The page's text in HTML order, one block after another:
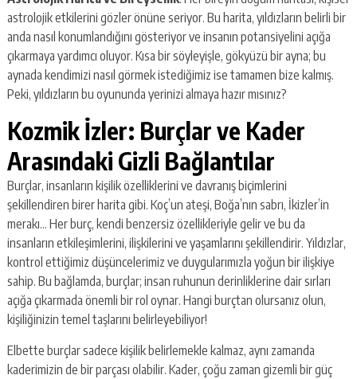
astrolojik etkilerini gözler önüne seriyor. Bu harita, yıldızların belirli bir
anda nasıl konumlandığını gösteriyor ve insanın potansiyelini açığa
çıkarmaya yardımcı oluyor. Kısa bir söyleyişle, gökyüzü bir ayna; bu
aynada kendimizi nasıl görmek istediğimiz ise tamamen bize kalmış.
Peki, yıldızların bu oyununda yerinizi almaya hazır mısınız?
Kozmik İzler: Burçlar ve Kader
Arasındaki Gizli Bağlantılar
Burçlar, insanların kişilik özelliklerini ve davranış biçimlerini
şekillendiren birer harita gibi. Koç’un ateşi, Boğa’nın sabrı, İkizler’in
merakı… Her burç, kendi benzersiz özellikleriyle gelir ve bu da
insanların etkileşimlerini, ilişkilerini ve yaşamlarını şekillendirir. Yıldızlar,
kontrol ettiğimiz düşüncelerimiz ve duygularımızla yoğun bir ilişkiye
sahip. Bu bağlamda, burçlar; insan ruhunun derinliklerine dair sırları
açığa çıkarmada önemli bir rol oynar. Hangi burçtan olursanız olun,
kişiliğinizin temel taşlarını belirleyebiliyor!
Elbette burçlar sadece kişilik belirlemekle kalmaz, aynı zamanda
kaderimizin de bir parçası olabilir. Kader, çoğu zaman gizemli bir güç